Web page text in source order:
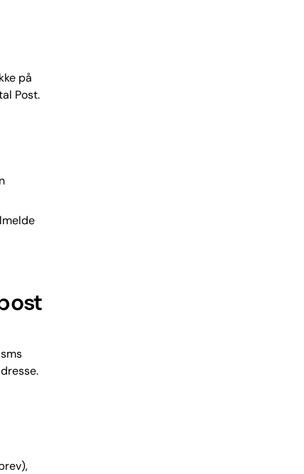
på
Post.